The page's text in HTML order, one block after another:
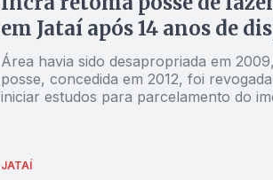
em Jataí após 14 anos de
Área havia sido desapropriada em
posse, concedida em 2012, foi
iniciar estudos para parcelamento do
JATAÍ